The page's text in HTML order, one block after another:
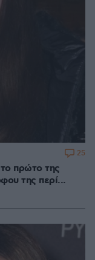
πρώτο της
της περί...
25